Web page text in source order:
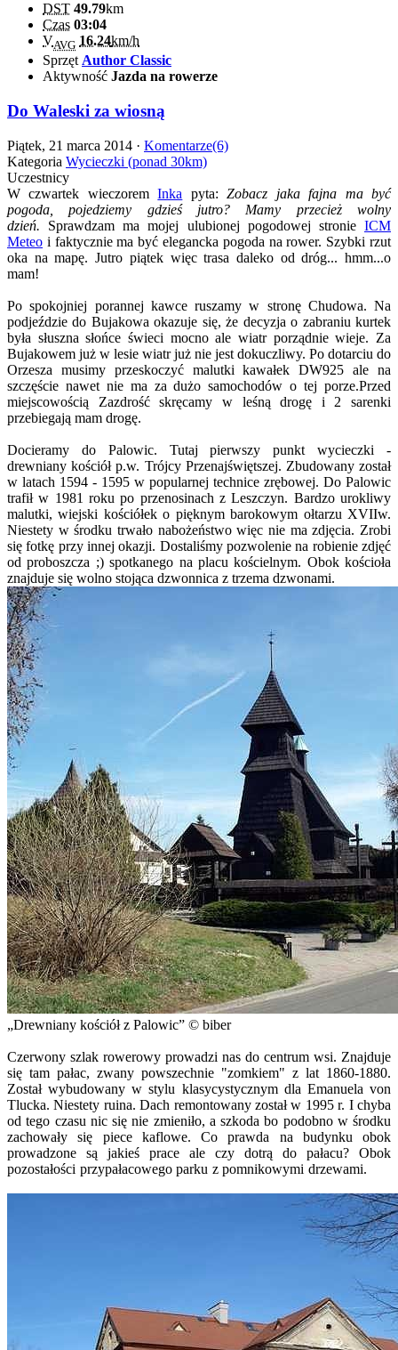
DST 49.79km
Czas 03:04
VAVG 16.24km/h
Sprzęt Author Classic
Aktywność Jazda na rowerze
Do Waleski za wiosną
Piątek, 21 marca 2014 · Komentarze(6)
Kategoria Wycieczki (ponad 30km)
Uczestnicy
W czwartek wieczoremInka pyta:Zobacz jaka fajna ma być
pogoda, pojedziemy gdzieś jutro? Mamy przecież wolny
dzień. Sprawdzam ma mojej ulubionej pogodowej stronieICM
Meteo i faktycznie ma być elegancka pogoda na rower. Szybki rzut
oka na mapę. Jutro piątek więc trasa daleko od dróg... hmm...o
mam!
Po spokojniej porannej kawce ruszamy w stronę Chudowa. Na
podjeździe do Bujakowa okazuje się, że decyzja o zabraniu kurtek
była słuszna słońce świeci mocno ale wiatr porządnie wieje. Za
Bujakowem już w lesie wiatr już nie jest dokuczliwy. Po dotarciu do
Orzesza musimy przeskoczyć malutki kawałek DW925 ale na
szczęście nawet nie ma za dużo samochodów o tej porze.Przed
miejscowością Zazdrość skręcamy w leśną drogę i 2 sarenki
przebiegają mam drogę.
Docieramy do Palowic. Tutaj pierwszy punkt wycieczki -
drewniany kościół p.w. Trójcy Przenajświętszej. Zbudowany został
w latach 1594 - 1595 w popularnej technice zrębowej. Do Palowic
trafił w 1981 roku po przenosinach z Leszczyn. Bardzo urokliwy
malutki, wiejski kościółek o pięknym barokowym ołtarzu XVIIw.
Niestety w środku trwało nabożeństwo więc nie ma zdjęcia. Zrobi
się fotkę przy innej okazji. Dostaliśmy pozwolenie na robienie zdjęć
od proboszcza ;) spotkanego na placu kościelnym. Obok kościoła
znajduje się wolno stojąca dzwonnica z trzema dzwonami.
Drewniany kościół z Palowic © biber
Czerwony szlak rowerowy prowadzi nas do centrum wsi. Znajduje
się tam pałac, zwany powszechnie "zomkiem" z lat 1860-1880.
Został wybudowany w stylu klasycystycznym dla Emanuela von
Tlucka. Niestety ruina. Dach remontowany został w 1995 r. I chyba
od tego czasu nic się nie zmieniło, a szkoda bo podobno w środku
zachowały się piece kaflowe. Co prawda na budynku obok
prowadzone są jakieś prace ale czy dotrą do pałacu? Obok
pozostałości przypałacowego parku z pomnikowymi drzewami.